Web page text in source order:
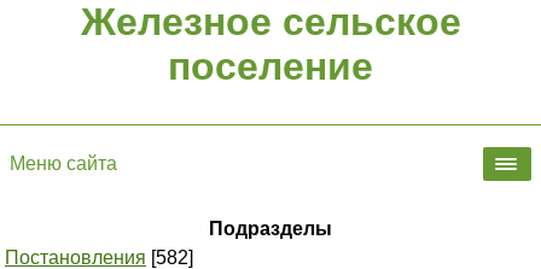
Железное сельское
поселение
Меню сайта
Подразделы
Постановления [582]